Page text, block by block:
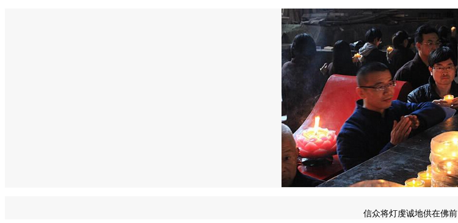
信众将灯虔诚地供在佛前